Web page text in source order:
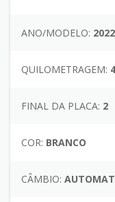
ANO/MODELO:
QUILOMETRAGEM:
FINAL DA PLACA: 2
COR: BRANCO
CÂMBIO: